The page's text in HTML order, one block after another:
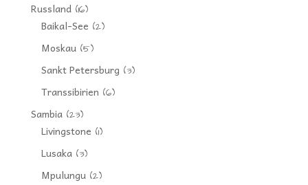
Russland(16)
Baikal-See (2)
Moskau(5)
Sankt Petersburg (3)
Transsibirien (6)
Sambia(23)
Livingstone (1)
Lusaka(3)
Mpulungu(2)